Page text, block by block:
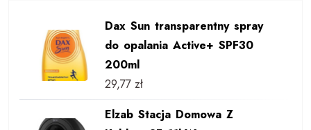
Dax Sun transparentny spray
do opalania Active+ SPF30
200ml
29,77 zł
Elzab Stacja Domowa Z